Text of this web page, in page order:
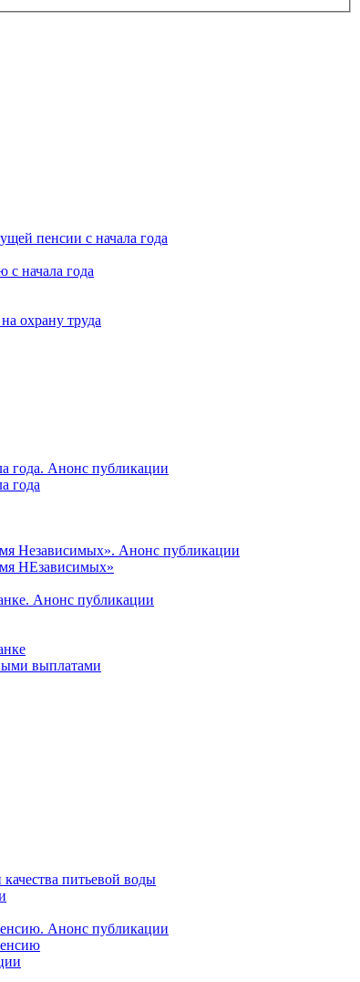
пенсии с начала года
с начала года
охрану труда
года. Анонс публикации
года
Независимых». Анонс публикации
НЕзависимых»
Анонс публикации
выплатами
питьевой воды
Анонс публикации